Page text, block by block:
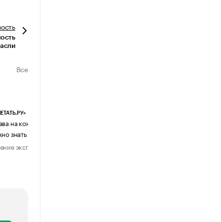
Все
на контент, созданный ИИ: что
знать бизнесу
эксперта